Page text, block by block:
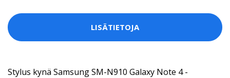
LISÄTIETOJA
Stylus kynä Samsung SM-N910 Galaxy Note 4 -